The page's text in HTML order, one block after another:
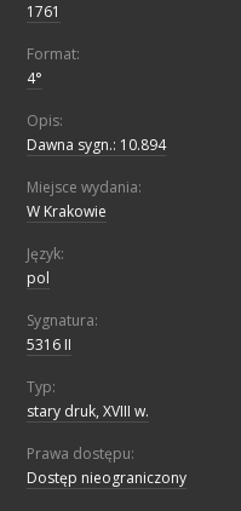
1761
Format:
4°
Opis:
Dawna sygn.: 10.894
Miejsce wydania:
W Krakowie
Język:
pol
Sygnatura:
5316 II
Typ:
stary druk, XVIII w.
Prawa dostępu:
Dostęp nieograniczony